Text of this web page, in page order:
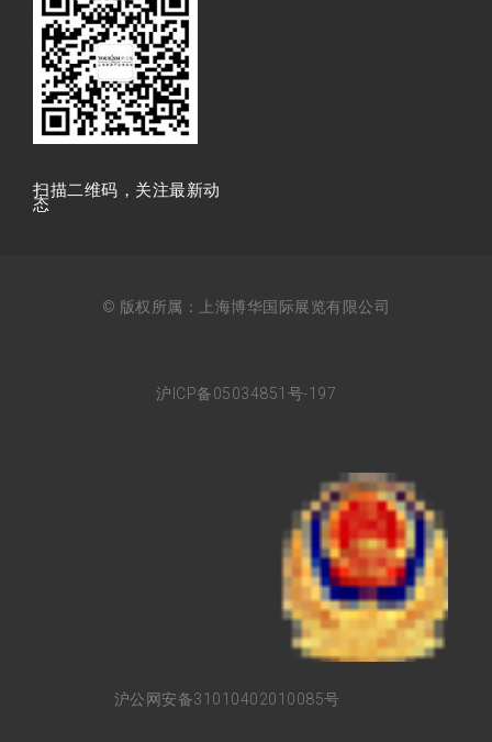
扫描⼆维码，关注最新动
态
© 版权所属：上海博华国际展览有限公司
沪ICP备05034851号-197
沪公网安备31010402010085号